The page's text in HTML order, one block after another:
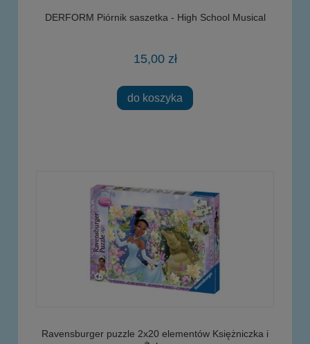
DERFORM Piórnik saszetka - High School Musical
15,00 zł
do koszyka
Ravensburger puzzle 2x20 elementów Księżniczka i